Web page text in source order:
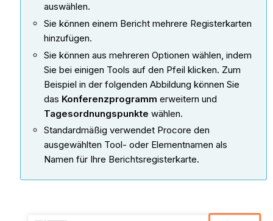
auswählen.
Sie können einem Bericht mehrere Registerkarten
hinzufügen.
Sie können aus mehreren Optionen wählen, indem
Sie bei einigen Tools auf den Pfeil klicken. Zum
Beispiel in der folgenden Abbildung können Sie
das Konferenzprogramm erweitern und
Tagesordnungspunkte wählen.
Standardmäßig verwendet Procore den
ausgewählten Tool- oder Elementnamen als
Namen für Ihre Berichtsregisterkarte.